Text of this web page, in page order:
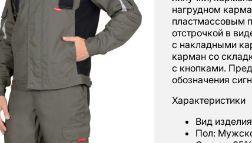
нагрудном
пластмассовым
отстрочкой в
с накладными
карман со
с кнопками.
обозначения
Характеристики
Вид
Пол: